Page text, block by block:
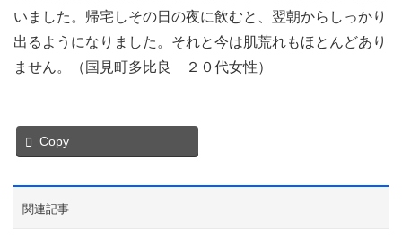
いました。帰宅しその日の夜に飲むと、翌朝からしっかり
出るようになりました。それと今は肌荒れもほとんどあり
ません。（国見町多比良 ２０代女性）
Copy
関連記事